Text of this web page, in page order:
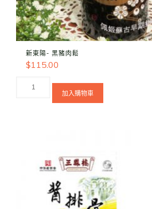
新東陽- 黑豬肉鬆
$115.00
加入購物車